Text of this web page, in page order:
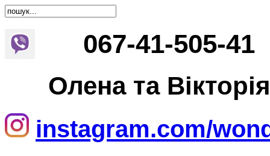
067-41-505-41
Олена та Вікторія
instagram.com/